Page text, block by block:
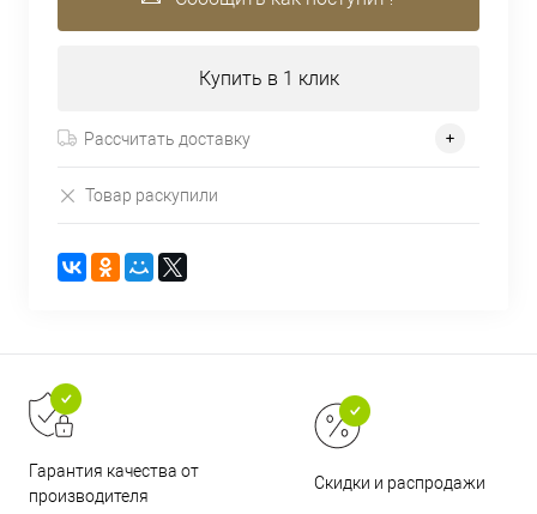
Купить в 1 клик
Рассчитать доставку
Товар раскупили
Гарантия качества от
производителя
Скидки и распродажи